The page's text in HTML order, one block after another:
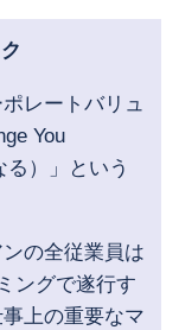
レートバリュ
You
）」という
の全従業員は
ングで遂行す
上の重要なマ